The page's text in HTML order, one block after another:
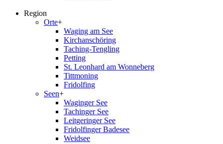
Region
Orte+
Waging am See
Kirchanschöring
Taching-Tengling
Petting
St. Leonhard am Wonneberg
Tittmoning
Fridolfing
Seen+
Waginger See
Tachinger See
Leitgeringer See
Fridolfinger Badesee
Weidsee